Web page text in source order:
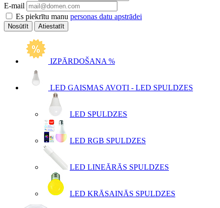
E-mail
Es piekrītu manu personas datu apstrādei
Atiestatīt
IZPĀRDOŠANA %
LED GAISMAS AVOTI - LED SPULDZES
LED SPULDZES
LED RGB SPULDZES
LED LINEĀRĀS SPULDZES
LED KRĀSAINĀS SPULDZES